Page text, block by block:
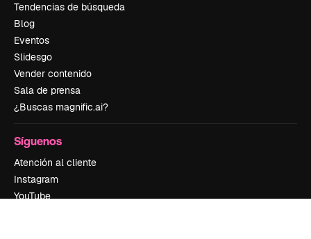
Tendencias de búsqueda
Blog
Eventos
Slidesgo
Vender contenido
Sala de prensa
¿Buscas magnific.ai?
Síguenos
Atención al cliente
Instagram
YouTube